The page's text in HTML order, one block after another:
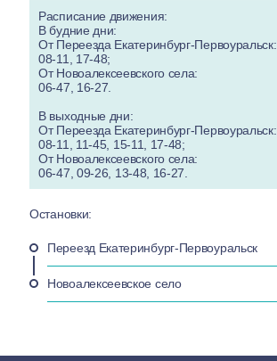
Расписание движения:
В будние дни:
От Переезда Екатеринбург-Первоуральск:
08-11, 17-48;
От Новоалексеевского села:
06-47, 16-27.
В выходные дни:
От Переезда Екатеринбург-Первоуральск:
08-11, 11-45, 15-11, 17-48;
От Новоалексеевского села:
06-47, 09-26, 13-48, 16-27.
Остановки:
Переезд Екатеринбург-Первоуральск
Новоалексеевское село